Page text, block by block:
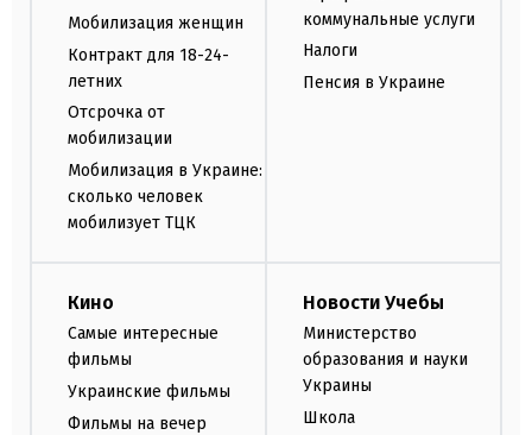
Мобилизация женщин
Контракт для 18-24-
летних
Отсрочка от
мобилизации
Мобилизация в Украине:
сколько человек
мобилизует ТЦК
коммунальные услуги
Налоги
Пенсия в Украине
Кино
Самые интересные
фильмы
Украинские фильмы
Фильмы на вечер
Новости Учебы
Министерство
образования и науки
Украины
Школа